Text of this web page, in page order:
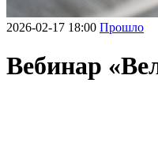
2026-02-17 18:00 Прошло
Вебинар